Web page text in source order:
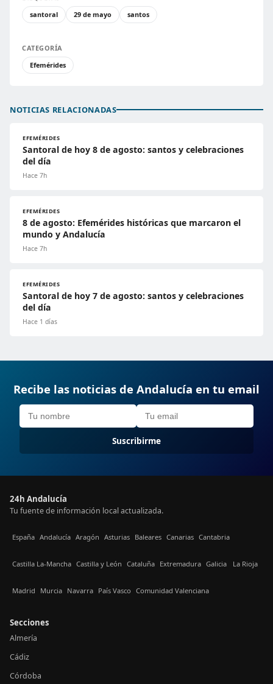
santoral
29 de mayo santos
CATEGORÍA
Efemérides
NOTICIAS RELACIONADAS
EFEMÉRIDES
Santoral de hoy 8 de agosto: santos y celebraciones
del día
Hace 7h
EFEMÉRIDES
8 de agosto: Efemérides históricas que marcaron el
mundo y Andalucía
Hace 7h
EFEMÉRIDES
Santoral de hoy 7 de agosto: santos y celebraciones
del día
Hace 1 días
Recibe las noticias de Andalucía en tu email
Suscribirme
24h Andalucía
Tu fuente de información local actualizada.
España Andalucía Aragón Asturias Baleares Canarias Cantabria
Castilla La-Mancha Castilla y León Cataluña Extremadura Galicia La Rioja
Madrid Murcia Navarra País Vasco Comunidad Valenciana
Secciones
Almería
Cádiz
Córdoba